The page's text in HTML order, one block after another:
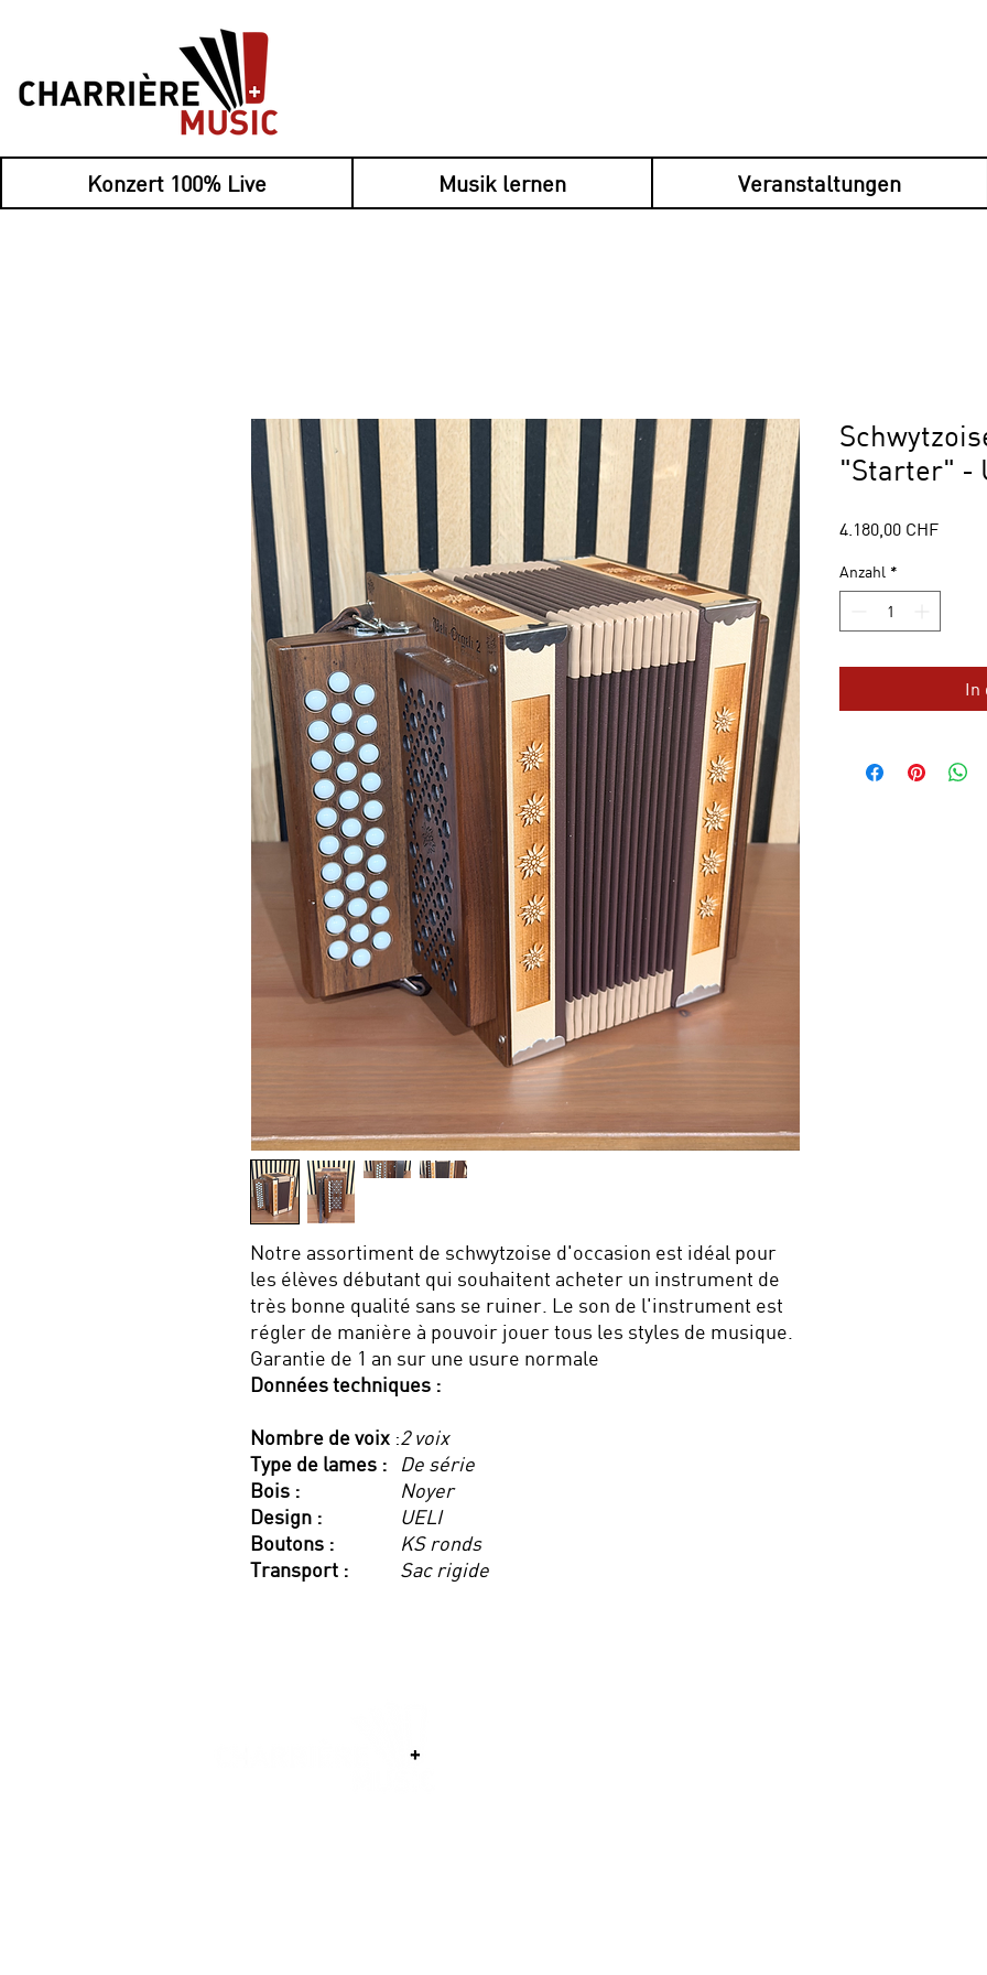
Konzert 100% Live Musik lernen Veranstaltungen
Notre assortiment de schwytzoise d'occasion est idéal pour
les élèves débutant qui souhaitent acheter un instrument de
très bonne qualité sans se ruiner. Le son de l'instrument est
régler de manière à pouvoir jouer tous les styles de musique.
Garantie de 1 an sur une usure normale
Données techniques :
Nombre de voix :2 voix
Type de lames :
De série
Bois :
Noyer
Design :
UELI
Boutons :
KS ronds
Transport :
Sac rigide
"Starter" -
4.180,00 CHFPreis
Anzahl *
In